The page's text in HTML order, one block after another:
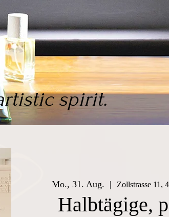
spirit.
Mo., 31. Aug.
  |
Zollstrasse 11,
Halbtägige,